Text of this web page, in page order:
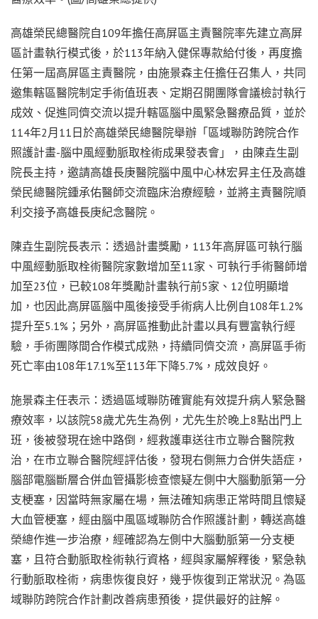
高雄榮民總醫院自109年擔任高屏區主責醫院率先建立高屏
區計畫執行模式後，於113年納入健保專款給付後，再度擔
任第一屆高屏區主責醫院，由施景森主任擔任召集人，共同
邀集轄區醫院制定手術值班表、定期召開團隊會議檢討執行
成效、促進同儕交流以提升轄區腦中風緊急醫療品質，並於
114年2月11日於高雄榮民總醫院舉辦「區域聯防跨院合作
照護計畫-腦中風經動脈取栓術成果發表會」，由陳垚生副
院長主持，邀請高雄長庚醫院腦中風中心林宏昇主任及高雄
榮民總醫院鍾承佑醫師交流臨床治療經驗，並將主責醫院順
利交接予高雄長庚紀念醫院。
陳垚生副院長表示：透過計畫獎勵，113年高屏區可執行腦
中風經動脈取栓術醫院家數增加至11家、可執行手術醫師增
加至23位，已較108年獎勵計畫執行前5家、12位明顯增
加，也因此高屏區腦中風後接受手術病人比例自108年1.2%
提升至5.1%；另外，高屏區推動此計畫以具有豐富執行經
驗，手術團隊間合作模式成熟，持續同儕交流，高屏區手術
死亡率由108年17.1%至113年下降5.7%，成效良好。
施景森主任表示：透過區域聯防確實能有效提升病人緊急醫
療效率，以該院58歲尤先生為例，尤先生於晚上8點出門上
班，後被發現在途中路倒，經救護車送往市立聯合醫院救
治，在市立聯合醫院經評估後，發現右側無力合併失語症，
腦部電腦斷層合併血管攝影檢查懷疑左側中大腦動脈第一分
支梗塞，因當時無家屬在場，無法確知病患正常時間且懷疑
大血管梗塞，經由腦中風區域聯防合作照護計劃，轉送高雄
榮總作進一步治療，經確認為左側中大腦動脈第一分支梗
塞，且符合動脈取栓術執行資格，經與家屬解釋後，緊急執
行動脈取栓術，病患恢復良好，幾乎恢復到正常狀況。為區
域聯防跨院合作計劃改善病患預後，提供最好的註解。